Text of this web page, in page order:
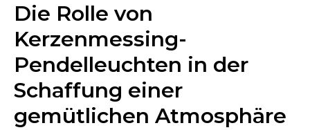
Die Rolle von
Kerzenmessing-
Pendelleuchten in der
Schaffung einer
gemütlichen Atmosphäre